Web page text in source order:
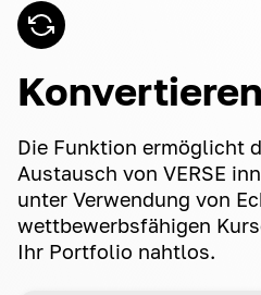
Die Funktion ermöglicht
Austausch von VERSE
unter Verwendung von
wettbewerbsfähigen
Ihr Portfolio nahtlos.